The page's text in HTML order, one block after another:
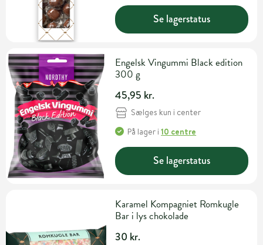
Se lagerstatus
Engelsk Vingummi Black edition
300 g
45,95 kr.
Sælges kun i center
På lager i10 centre
Se lagerstatus
Karamel Kompagniet Romkugle
Bar i lys chokolade
30 kr.